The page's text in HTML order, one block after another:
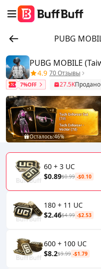
PUBG
PUBG MOBILE
4.9 70 Отзывы
7%OFF 27.5KПродано
Осталось:46%
60 + 3 UC
$0.89$0.99 -$0.10
180 + 11 UC
$2.46$4.99 -$2.53
600 + 100 UC
$8.2$9.99 -$1.79